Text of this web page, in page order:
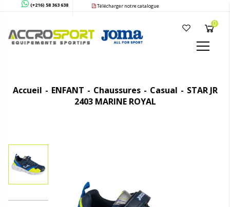
(+216) 58 363 638 Télécharger notre catalogue
0
Accueil ENFANT Chaussures Casual
STAR JR
2403 MARINE ROYAL